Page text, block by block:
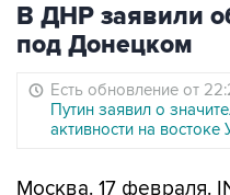
В ДНР заявили
под Донецком
Есть обновление от
Путин заявил о
активности на востоке
Москва. 17 февраля.